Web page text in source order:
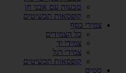
טבעות עם אבני חן
קופסאות תכשיטים
צמידי כסף
כל הצמידים
צמידי יד
צמידי רגל
קופסאות תכשיטים
סטים